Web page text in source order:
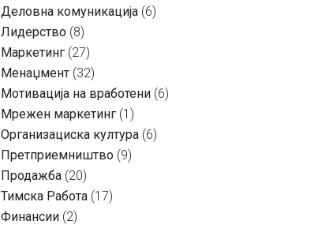
Деловна комуникација (6)
Лидерство (8)
Маркетинг (27)
Менаџмент (32)
Мотивација на вработени (6)
Мрежен маркетинг (1)
Организациска култура (6)
Претприемништво (9)
Продажба (20)
Тимска Работа (17)
Финансии (2)